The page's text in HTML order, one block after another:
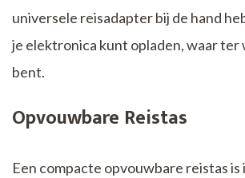
universele reisadapter bij de hand
je elektronica kunt opladen, waar ter
bent.
Opvouwbare Reistas
Een compacte opvouwbare reistas is